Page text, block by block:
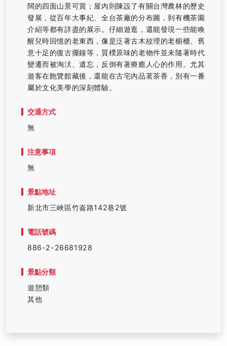
闊的四面山景可賞；屋內則陳設了有關台灣農林的歷史
發展，從百年大事紀、全台茶廠的分布圖，到有機茶園
介紹等都有詳盡的展示。仔細遊逛，還能發現一些能喚
醒兒時回憶的老東西，像是泛著古木紋理的老櫥櫃、舊
意十足的復古擺鐘等，質樸原味的老物件並未隨著時代
變遷而被淘汱、遺忘，反倒有著療癒人心的作用。尤其
遊客在飽覽館藏後，還能在古宅內品茗茶香，別有一番
屬於文化美學的深刻體驗。
交通方式
無
注意事項
無
景點地址
新北市三峽區竹崙路142巷2號
電話號碼
886-2-26681928
景點分類
遊憩類
其他